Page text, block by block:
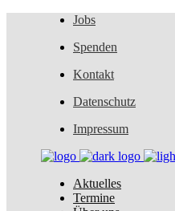
Jobs
Spenden
Kontakt
Datenschutz
Impressum
Aktuelles
Termine